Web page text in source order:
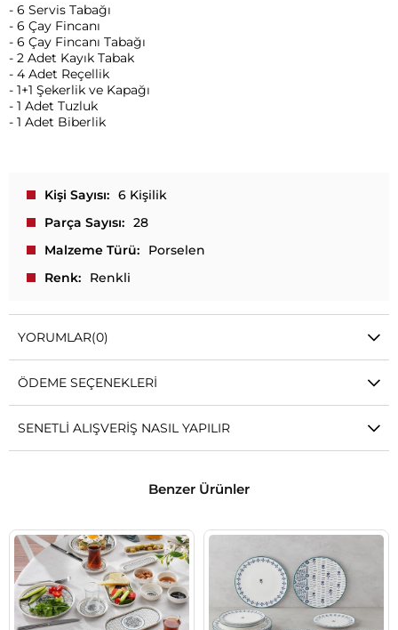
- 6 Servis Tabağı
- 6 Çay Fincanı
- 6 Çay Fincanı Tabağı
- 2 Adet Kayık Tabak
- 4 Adet Reçellik
- 1+1 Şekerlik ve Kapağı
- 1 Adet Tuzluk
- 1 Adet Biberlik
Kişi Sayısı
6 Kişilik
Parça Sayısı
28
Malzeme Türü
Porselen
Renk
Renkli
YORUMLAR(0)
ÖDEME SEÇENEKLERI
SENETLI ALIŞVERIŞ NASIL YAPILIR
Benzer Ürünler